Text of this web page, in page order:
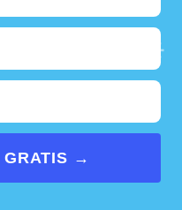
☀️
GRATIS →